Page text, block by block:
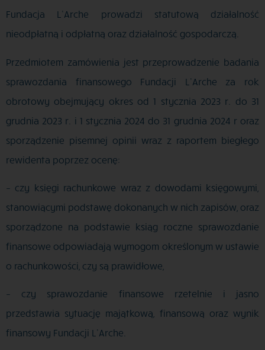
Fundacja L’Arche prowadzi statutową działalność
nieodpłatną i odpłatną oraz działalność gospodarczą.
Przedmiotem zamówienia jest przeprowadzenie badania
sprawozdania finansowego Fundacji L’Arche za rok
obrotowy obejmujący okres od 1 stycznia 2023 r. do 31
grudnia 2023 r. i 1 stycznia 2024 do 31 grudnia 2024 r oraz
sporządzenie pisemnej opinii wraz z raportem biegłego
rewidenta poprzez ocenę:
– czy księgi rachunkowe wraz z dowodami księgowymi,
stanowiącymi podstawę dokonanych w nich zapisów, oraz
sporządzone na podstawie ksiąg roczne sprawozdanie
finansowe odpowiadają wymogom określonym w ustawie
o rachunkowości, czy są prawidłowe,
– czy sprawozdanie finansowe rzetelnie i jasno
przedstawia sytuację majątkową, finansową oraz wynik
finansowy Fundacji L’Arche.